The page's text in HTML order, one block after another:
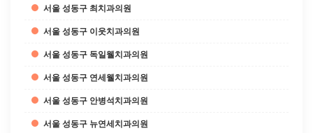
서울 성동구 최치과의원
서울 성동구 이웃치과의원
서울 성동구 독일웰치과의원
서울 성동구 연세웰치과의원
서울 성동구 안병석치과의원
서울 성동구 뉴연세치과의원